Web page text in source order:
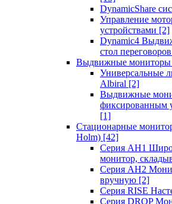
DynamicShare
Управление
устройствами [2]
Dynamic4
стол переговоров
Выдвижные мониторы
Универсальные
Albiral [2]
Выдвижные
фиксированным
[1]
Стационарные
Holm) [42]
Серия AH1
монитор,
Серия AH2
вручную [2]
Серия RISE
Серия DROP